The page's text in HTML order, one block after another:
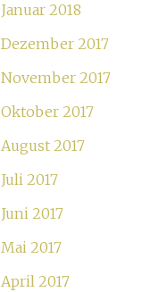
Januar 2018
Dezember 2017
November 2017
Oktober 2017
August 2017
Juli 2017
Juni 2017
Mai 2017
April 2017